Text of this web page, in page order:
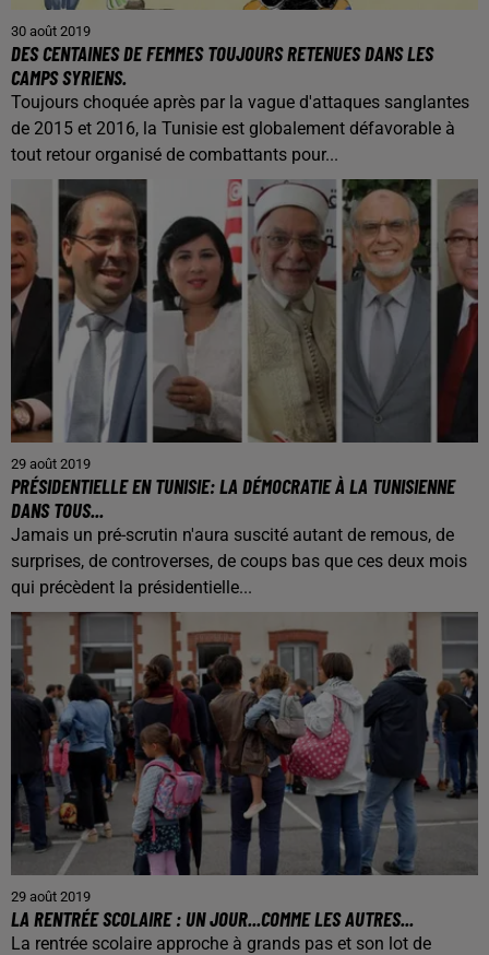
30 août 2019
DES CENTAINES DE FEMMES TOUJOURS RETENUES DANS LES
CAMPS SYRIENS.
Toujours choquée après par la vague d'attaques sanglantes
de 2015 et 2016, la Tunisie est globalement défavorable à
tout retour organisé de combattants pour...
29 août 2019
PRÉSIDENTIELLE EN TUNISIE: LA DÉMOCRATIE À LA TUNISIENNE
DANS TOUS...
Jamais un pré-scrutin n'aura suscité autant de remous, de
surprises, de controverses, de coups bas que ces deux mois
qui précèdent la présidentielle...
29 août 2019
LA RENTRÉE SCOLAIRE : UN JOUR...COMME LES AUTRES...
La rentrée scolaire approche à grands pas et son lot de